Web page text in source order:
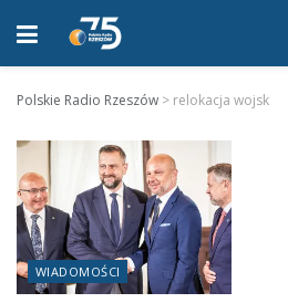
Polskie Radio Rzeszów > relokacja wojsk
WIADOMOŚCI